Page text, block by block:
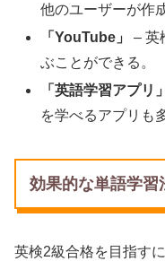
他のユーザーが作
「YouTube」
– 英
ぶことができる。
「英語学習アプリ」
を学べるアプリも
効果的な単語学習
英検2級合格を目指す